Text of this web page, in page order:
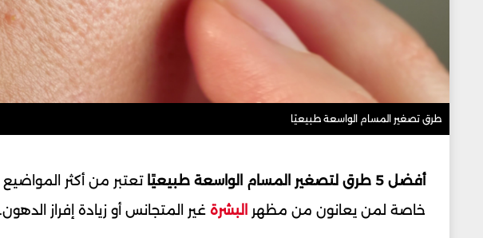
طرق تصغير المسام الواسعة طبيعيًا
أفضل 5 طرق لتصغير المسام الواسعة طبيعيًا
تعتبر من أكثر
خاصة لمن يعانون من مظهر
البشرة غير المتجانس أو زيادة إفراز الدهون.